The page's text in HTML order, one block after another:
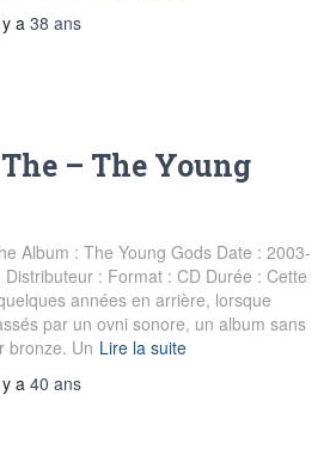
a 38 ans
– The Young
Album : The Young Gods Date : 2003-
: Format : CD Durée : Cette
années en arrière, lorsque
par un ovni sonore, un album sans
bronze. Un Lire la suite
a 40 ans